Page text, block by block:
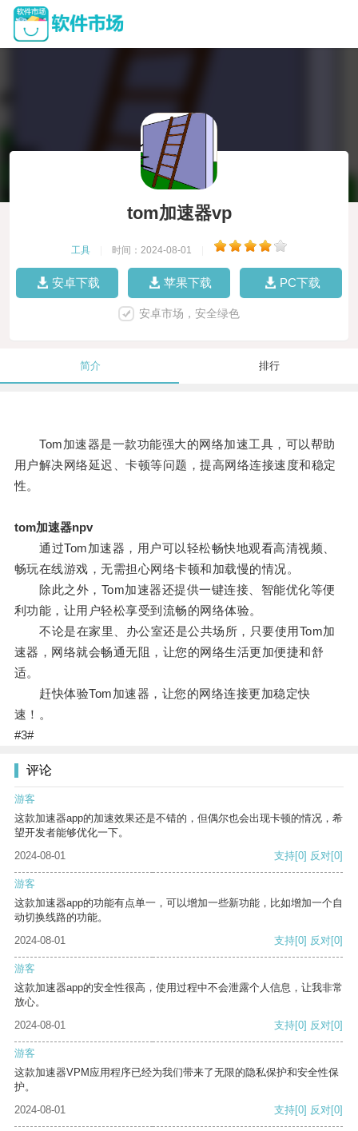
tom加速器vp
工具 时间：2024-08-01
安卓下载 苹果下载 PC下载
安卓市场，安全绿色
简介 排行
Tom加速器是一款功能强大的网络加速工具，可以帮助
用户解决网络延迟、卡顿等问题，提高网络连接速度和稳定
性。
tom加速器npv
通过Tom加速器，用户可以轻松畅快地观看高清视频、
畅玩在线游戏，无需担心网络卡顿和加载慢的情况。
除此之外，Tom加速器还提供一键连接、智能优化等便
利功能，让用户轻松享受到流畅的网络体验。
不论是在家里、办公室还是公共场所，只要使用Tom加
速器，网络就会畅通无阻，让您的网络生活更加便捷和舒
适。
赶快体验Tom加速器，让您的网络连接更加稳定快
速！。
#3#
评论
游客
这款加速器app的加速效果还是不错的，但偶尔也会出现卡顿的情况，希
望开发者能够优化一下。
2024-08-01
支持[0] 反对[0]
游客
这款加速器app的功能有点单一，可以增加一些新功能，比如增加一个自
动切换线路的功能。
2024-08-01
支持[0] 反对[0]
游客
这款加速器app的安全性很高，使用过程中不会泄露个人信息，让我非常
放心。
2024-08-01
支持[0] 反对[0]
游客
这款加速器VPM应用程序已经为我们带来了无限的隐私保护和安全性保
护。
2024-08-01
支持[0] 反对[0]